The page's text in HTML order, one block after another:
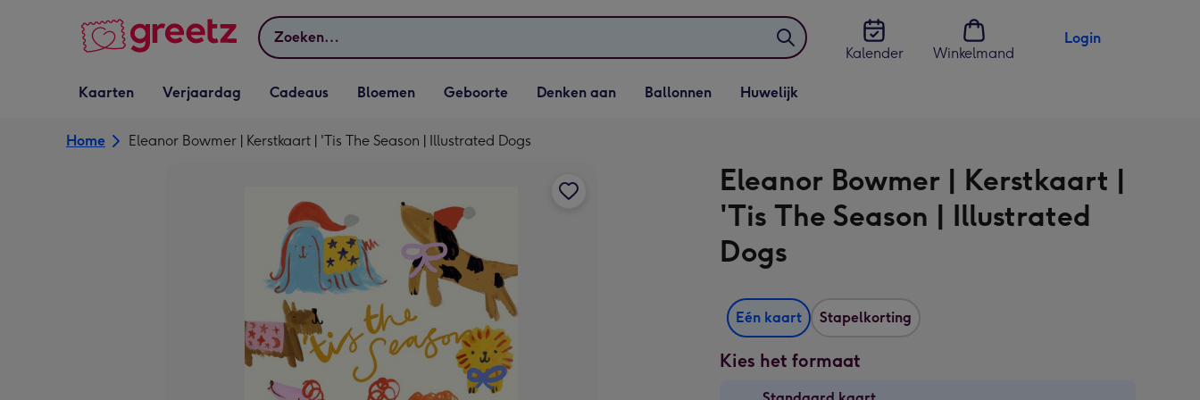
Zoeken
Kalender
Winkelmand
Login
Vervolgkeuzelijst
Kaarten openen
Kaarten
Vervolgkeuzelijst
Verjaardag openen
Verjaardag
Vervolgkeuzelijst
Cadeaus openen
Cadeaus
Vervolgkeuzelijst
Bloemen openen
Bloemen
Vervolgkeuzelijst
Geboorte openen
Geboorte
Vervolgkeuzelijst
Denken aan openen
Denken aan
Vervolgkeuzelijst
Ballonnen openen
Ballonnen
Vervolgkeuzelijst
Huwelijk openen
Huwelijk
Home Eleanor Bowmer | Kerstkaart | 'Tis The Season | Illustrated Dogs
Eleanor Bowmer | Kerstkaart |
'Tis The Season | Illustrated
Dogs
Eén kaart Stapelkorting
Kies het formaat